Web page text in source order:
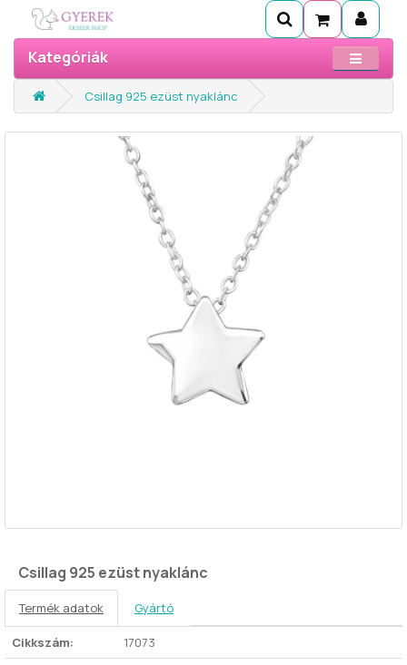
Kategóriák
Csillag 925 ezüst nyaklánc
Csillag 925 ezüst nyaklánc
Termék adatok Gyártó
Cikkszám:
17073